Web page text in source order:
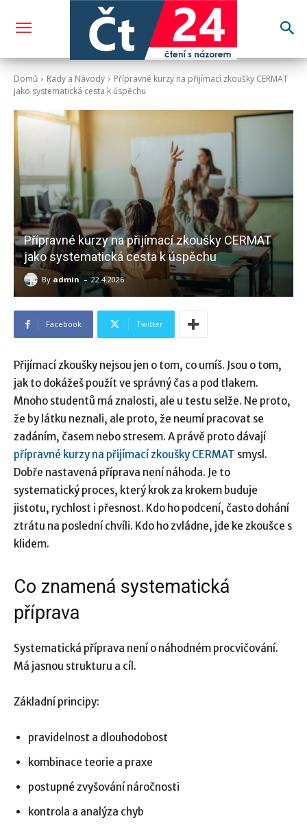
Domů Rady a Návody
Přípravné kurzy na přijímací zkoušky CERMAT
jako systematická cesta k úspěchu
Přípravné kurzy na přijímací zkoušky CERMAT
jako systematická cesta k úspěchu
By admin - 22.4.2026
Facebook Twitter
Přijímací zkoušky nejsou jen o tom, co umíš. Jsou o tom,
jak to dokážeš použít ve správný čas a pod tlakem.
Mnoho studentů má znalosti, ale u testu selže. Ne proto,
že by látku neznali, ale proto, že neumí pracovat se
zadáním, časem nebo stresem. A právě proto dávají
přípravné kurzy na přijímací zkoušky CERMAT smysl.
Dobře nastavená příprava není náhoda. Je to
systematický proces, který krok za krokem buduje
jistotu, rychlost i přesnost. Kdo ho podcení, často dohání
ztrátu na poslední chvíli. Kdo ho zvládne, jde ke zkoušce s
klidem.
Co znamená systematická
příprava
Systematická příprava není o náhodném procvičování.
Má jasnou strukturu a cíl.
Základní principy:
pravidelnost a dlouhodobost
kombinace teorie a praxe
postupné zvyšování náročnosti
kontrola a analýza chyb